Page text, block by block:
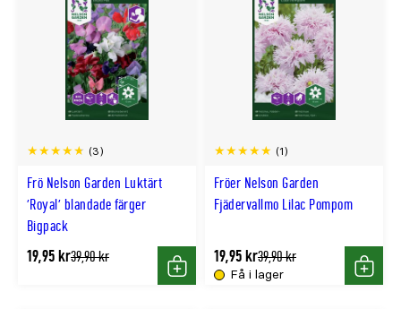
Frö Nelson Garden Luktärt
'Royal' blandade färger
Bigpack
(3)
19,95 krTidligere
39,90 kr
Köp
Fröer Nelson Garden
Fjädervallmo Lilac Pompom
(1)
Få i lager
19,95 krTidligere
lägsta
pris
39,90 kr
Köp